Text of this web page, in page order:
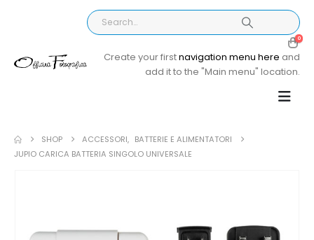
0
Create your firstnavigation menu here and
add it to the "Main menu" location.
SHOP ACCESSORI, BATTERIE E ALIMENTATORI
JUPIO CARICA BATTERIA SINGOLO UNIVERSALE